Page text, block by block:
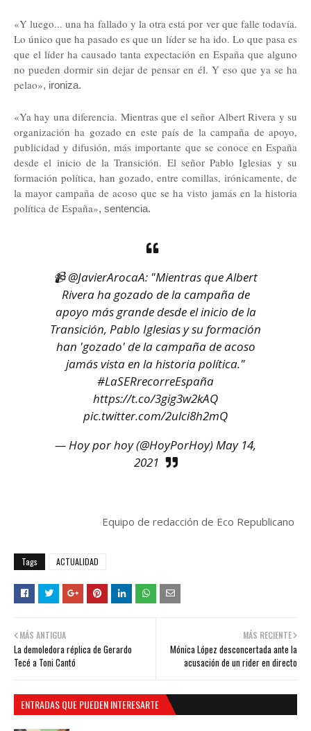
«Y luego... una ha fallado y la otra está por ver que falle todavía.
Lo único que ha pasado es que un líder se ha ido. Lo que pasa es
que el líder ha causado tanta expectación en España que alguno
no pueden dormir sin dejar de pensar en él. Y eso que ya se ha
pelao», ironiza.
«Ya hay una diferencia. Mientras que el señor Albert Rivera y su
organización ha gozado en este país de la campaña de apoyo,
publicidad y difusión, más importante que se conoce en España
desde el inicio de la Transición. El señor Pablo Iglesias y su
formación política, han gozado, entre comillas, irónicamente, de
la mayor campaña de acoso que se ha visto jamás en la historia
política de España», sentencia.
📹@JavierArocaA: "Mientras que Albert
Rivera ha gozado de la campaña de
apoyo más grande desde el inicio de la
Transición, Pablo Iglesias y su formación
han 'gozado' de la campaña de acoso
jamás vista en la historia política."
#LaSERrecorreEspaña
https://t.co/3gig3w2kAQ
pic.twitter.com/2ulci8h2mQ
— Hoy por hoy (@HoyPorHoy)May 14,
2021
Equipo de redacción de Eco Republicano
Tags ACTUALIDAD
MÁS RECIENTE
Mónica López desconcertada ante la
acusación de un rider en directo
MÁS ANTIGUA
La demoledora réplica de Gerardo
Tecé a Toni Cantó
ENTRADAS QUE PUEDEN INTERESARTE